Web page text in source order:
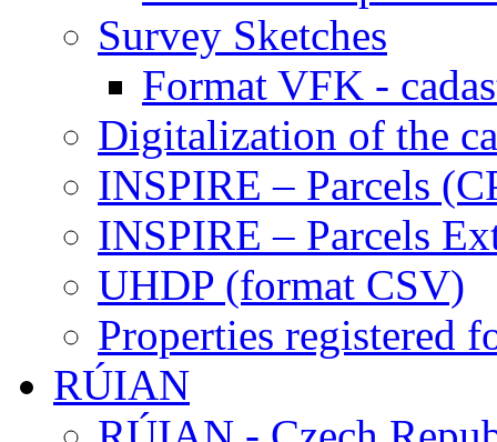
Survey Sketches
Format VFK -
Digitalization of the
INSPIRE – Parcels
INSPIRE – Parcels
UHDP (format CSV)
Properties registered
RÚIAN